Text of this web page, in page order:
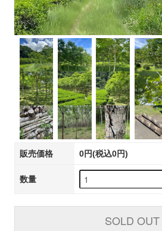
販売価格 0円(税込0円)
数量
SOLD OUT